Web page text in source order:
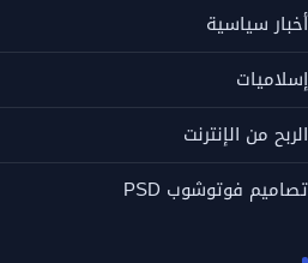
أخبار سياسية
إسلاميات
الربح من الإنترنت
تصاميم فوتوشوب PSD